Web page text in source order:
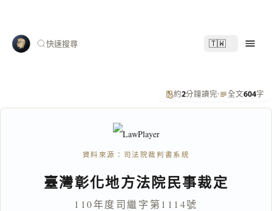
快速搜尋 🇹🇼
約2分鐘讀完· 全文604字
資料來源：司法院裁判書系統
臺灣彰化地方法院民事裁定
110年度司繼字第1114號